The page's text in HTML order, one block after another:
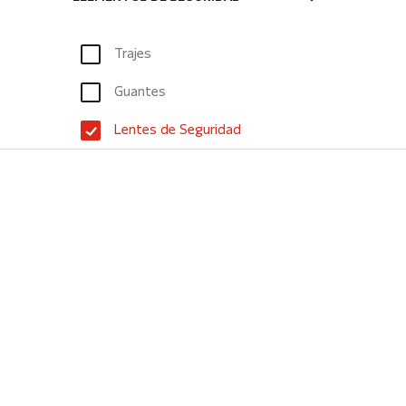
Trajes
Guantes
Lentes de Seguridad